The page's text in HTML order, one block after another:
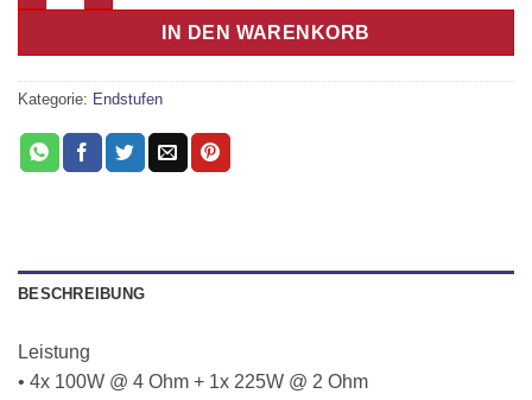
IN DEN WARENKORB
Kategorie: Endstufen
BESCHREIBUNG
Leistung
• 4x 100W @ 4 Ohm + 1x 225W @ 2 Ohm